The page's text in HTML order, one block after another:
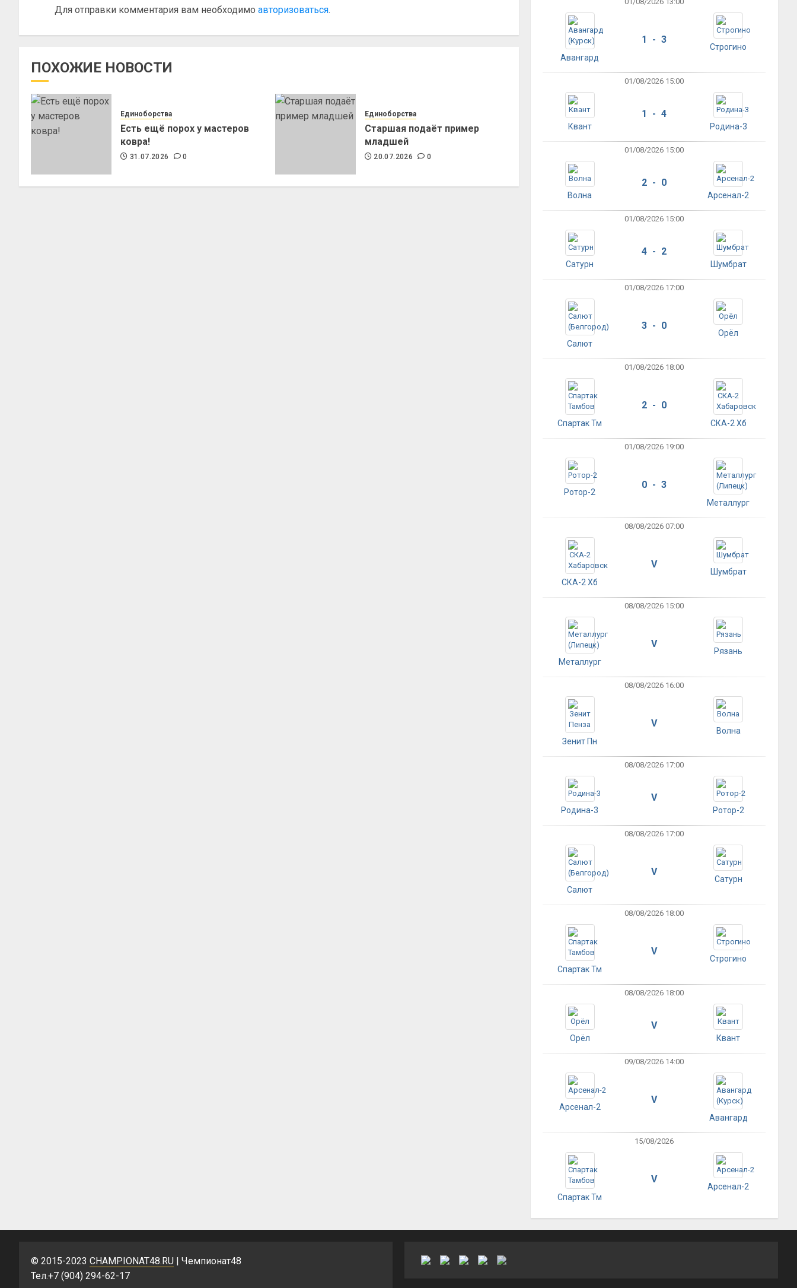
Для отправки комментария вам необходимо авторизоваться.
ПОХОЖИЕ НОВОСТИ
Единоборства
Есть ещё порох у мастеров
ковра!
31.07.2026 0
Единоборства
Старшая подаёт пример
младшей
20.07.2026 0
Авангард
1 - 3
Строгино
01/08/2026 15:00
Квант
1 - 4
Родина-3
01/08/2026 15:00
Волна
2 - 0
Арсенал-2
01/08/2026 15:00
Сатурн
4 - 2
Шумбрат
01/08/2026 17:00
Салют
3 - 0
Орёл
01/08/2026 18:00
Спартак Тм
2 - 0
СКА-2 Хб
01/08/2026 19:00
Ротор-2
0 - 3
Металлург
08/08/2026 07:00
СКА-2 Хб
V
Шумбрат
08/08/2026 15:00
Металлург
V
Рязань
08/08/2026 16:00
Зенит Пн
V
Волна
08/08/2026 17:00
Родина-3
V
Ротор-2
08/08/2026 17:00
Салют
V
Сатурн
08/08/2026 18:00
Спартак Тм
V
Строгино
08/08/2026 18:00
Орёл
V
Квант
09/08/2026 14:00
Арсенал-2
V
Авангард
15/08/2026
Спартак Тм
V
Арсенал-2
© 2015-2023 CHAMPIONAT48.RU | Чемпионат48
Тел.+7 (904) 294-62-17